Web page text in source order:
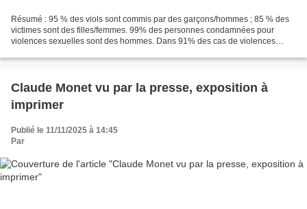
Résumé : 95 % des viols sont commis par des garçons/hommes ; 85 % des
victimes sont des filles/femmes. 99% des personnes condamnées pour
violences sexuelles sont des hommes. Dans 91% des cas de violences
Claude Monet vu par la presse, exposition à
imprimer
Publié le 11/11/2025 à 14:45
Par